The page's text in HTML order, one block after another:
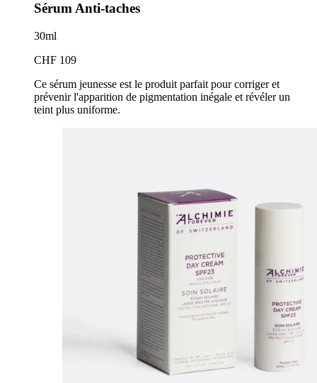
Sérum Anti-taches
30ml
CHF 109
Ce sérum jeunesse est le produit parfait pour corriger et
prévenir l'apparition de pigmentation inégale et révéler un
teint plus uniforme.